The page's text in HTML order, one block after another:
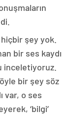
şey yok.
bir ses kaydı
inceletiyoruz.
öyle bir şey söz
var, o ses
‘bilgi’